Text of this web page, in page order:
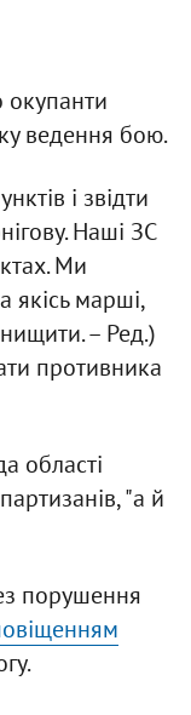
ведення бою.
і звідти
Наші ЗС
Ми
якісь марші,
– Ред.)
противника
області
"а й
порушення